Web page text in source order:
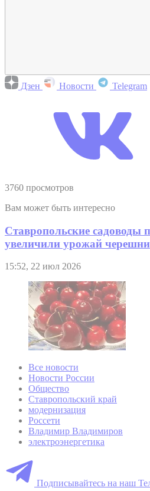
Дзен Новости Telegram
3760 просмотров
Вам может быть интересно
Ставропольские садоводы
увеличили урожай черешни
15:52, 22 июл 2026
Все новости
Новости России
Общество
Ставропольский край
модернизация
Россети
Владимир Владимиров
электроэнергетика
Подписывайтесь на наш